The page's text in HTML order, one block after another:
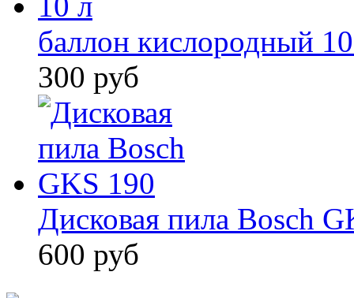
баллон кислородный
300 руб
Дисковая пила Bosch
600 руб